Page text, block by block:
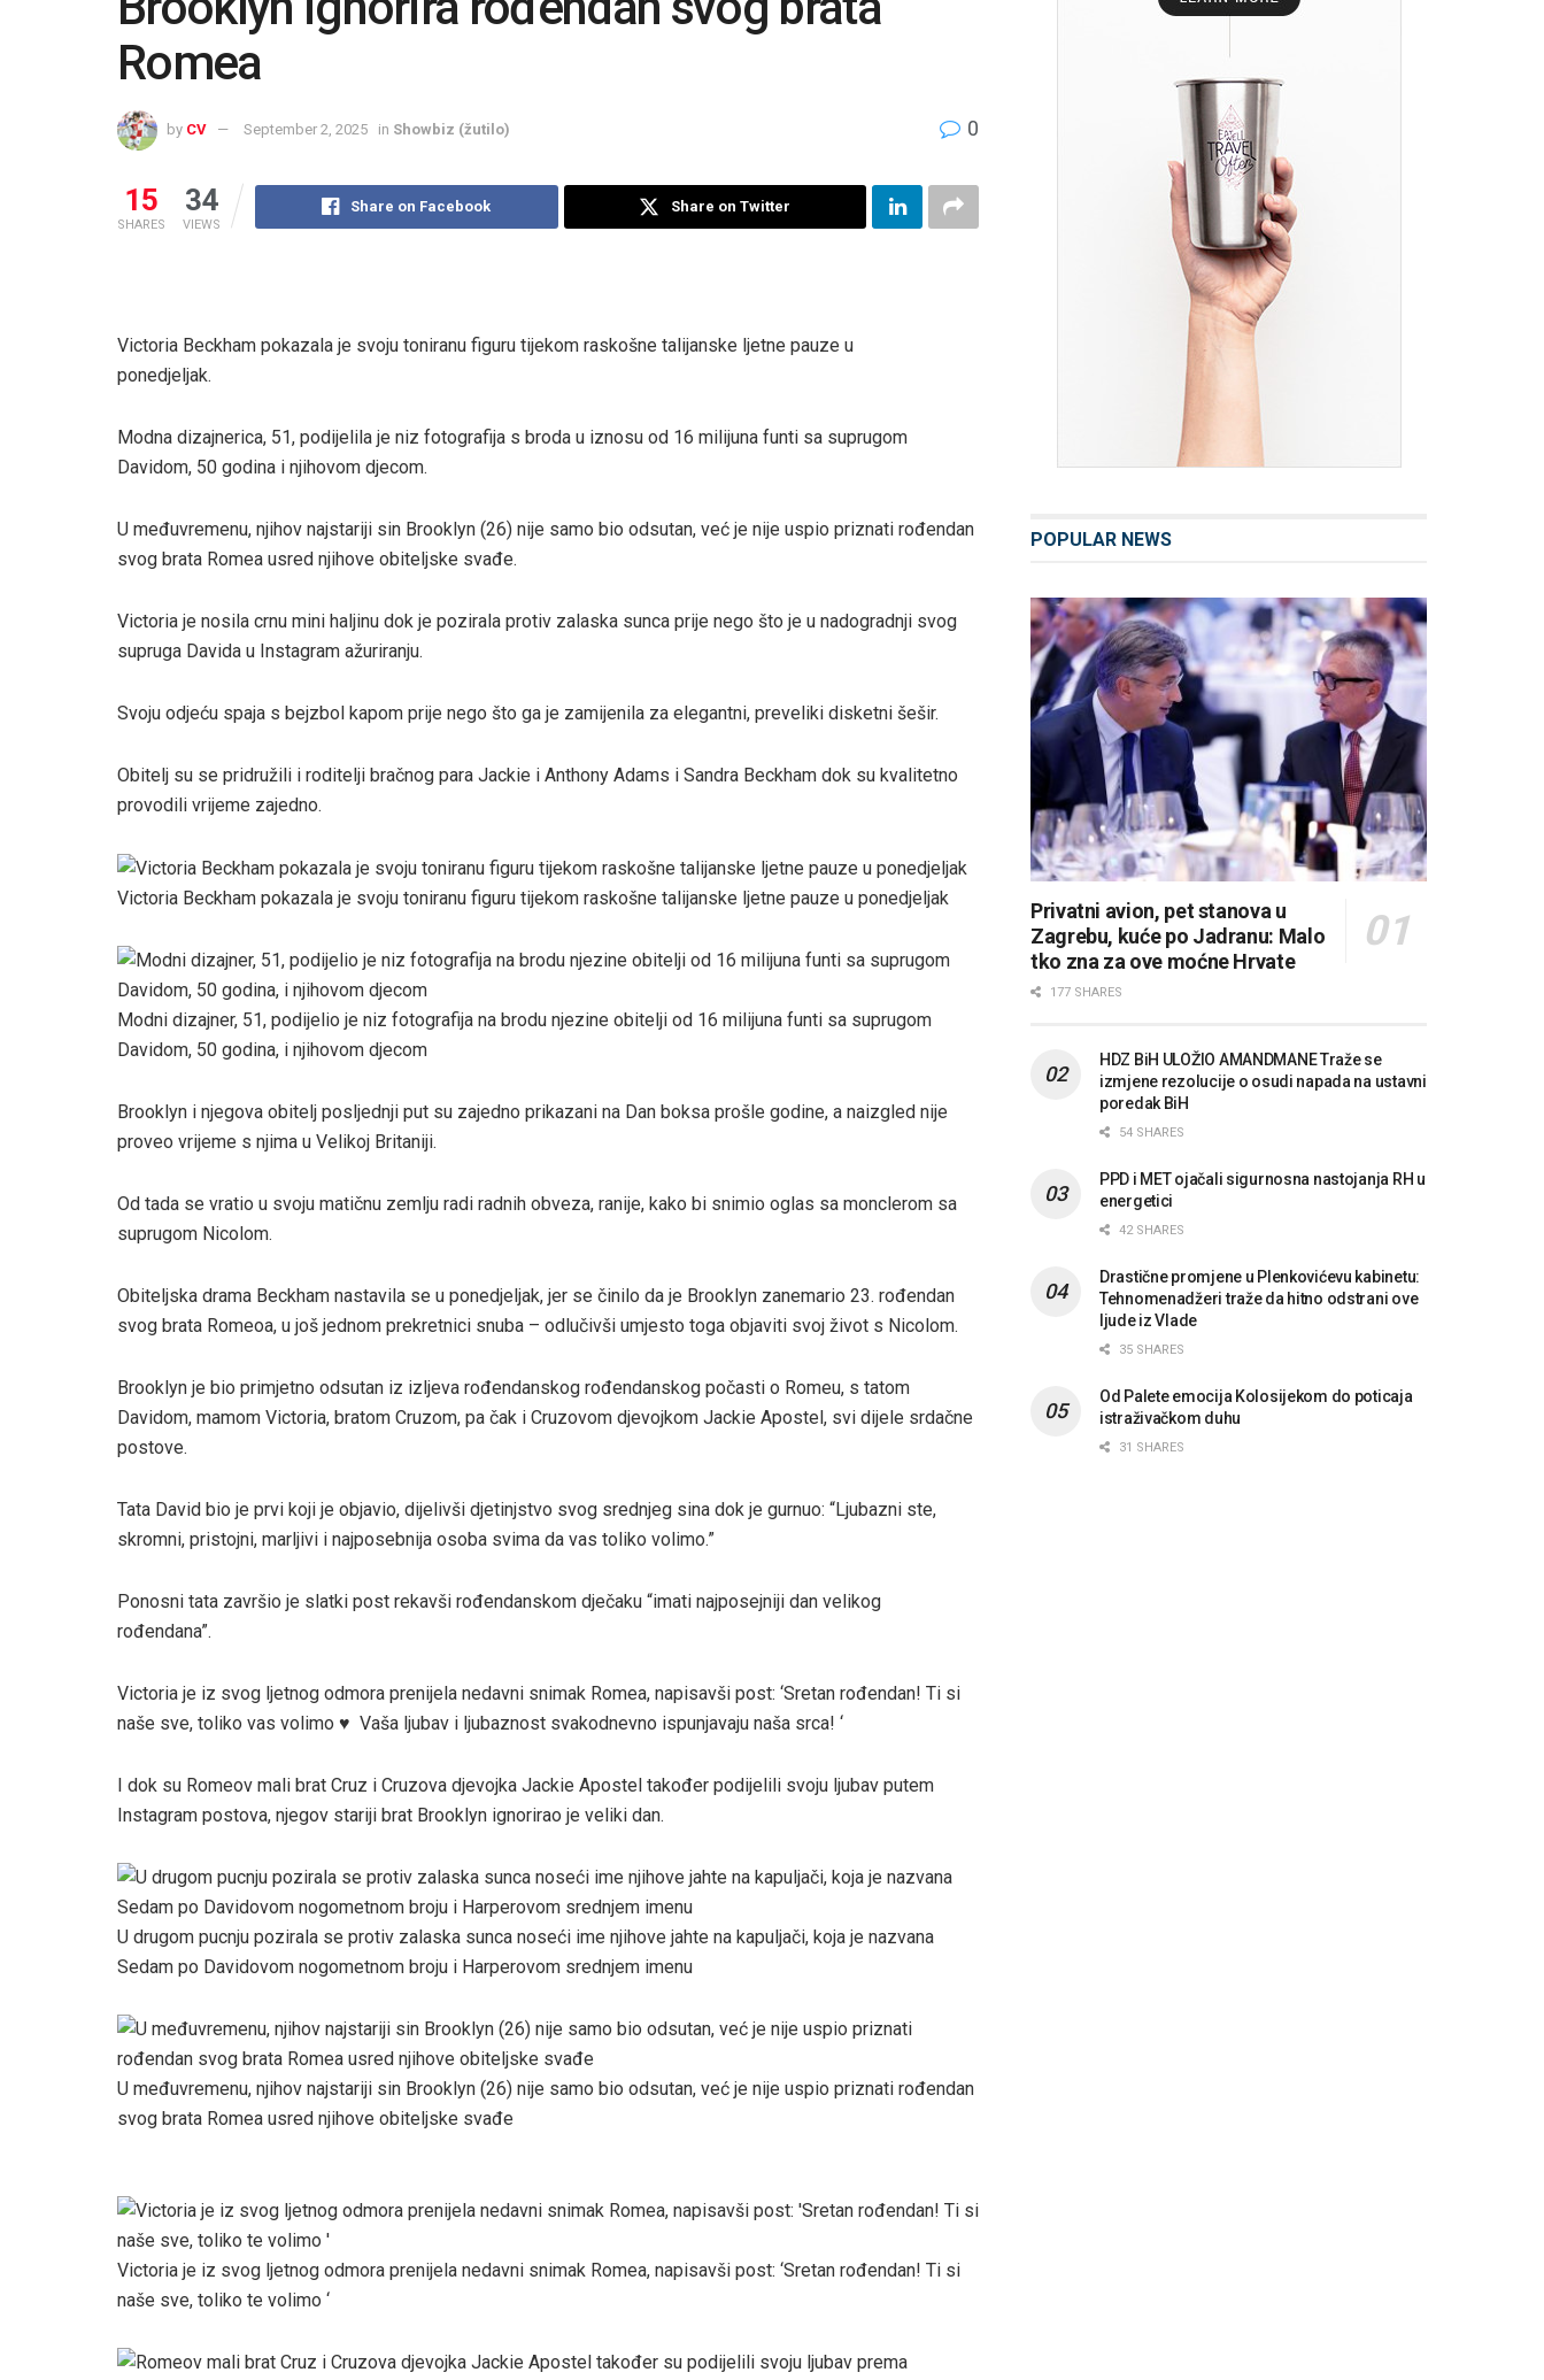
Romea
by CV September 2, 2025 in Showbiz (žutilo) 0
15
SHARES
34
VIEWS
Share on Facebook Share on Twitter
Victoria Beckham pokazala je svoju toniranu figuru tijekom raskošne talijanske ljetne pauze u
ponedjeljak.
Modna dizajnerica, 51, podijelila je niz fotografija s broda u iznosu od 16 milijuna funti sa suprugom
Davidom, 50 godina i njihovom djecom.
U međuvremenu, njihov najstariji sin Brooklyn (26) nije samo bio odsutan, već je nije uspio priznati rođendan
svog brata Romea usred njihove obiteljske svađe.
Victoria je nosila crnu mini haljinu dok je pozirala protiv zalaska sunca prije nego što je u nadogradnji svog
supruga Davida u Instagram ažuriranju.
Svoju odjeću spaja s bejzbol kapom prije nego što ga je zamijenila za elegantni, preveliki disketni šešir.
Obitelj su se pridružili i roditelji bračnog para Jackie i Anthony Adams i Sandra Beckham dok su kvalitetno
provodili vrijeme zajedno.
Victoria Beckham pokazala je svoju toniranu figuru tijekom raskošne talijanske ljetne pauze u ponedjeljak
Modni dizajner, 51, podijelio je niz fotografija na brodu njezine obitelji od 16 milijuna funti sa suprugom
Davidom, 50 godina, i njihovom djecom
Brooklyn i njegova obitelj posljednji put su zajedno prikazani na Dan boksa prošle godine, a naizgled nije
proveo vrijeme s njima u Velikoj Britaniji.
Od tada se vratio u svoju matičnu zemlju radi radnih obveza, ranije, kako bi snimio oglas sa monclerom sa
suprugom Nicolom.
Obiteljska drama Beckham nastavila se u ponedjeljak, jer se činilo da je Brooklyn zanemario 23. rođendan
svog brata Romeoa, u još jednom prekretnici snuba – odlučivši umjesto toga objaviti svoj život s Nicolom.
Brooklyn je bio primjetno odsutan iz izljeva rođendanskog rođendanskog počasti o Romeu, s tatom
Davidom, mamom Victoria, bratom Cruzom, pa čak i Cruzovom djevojkom Jackie Apostel, svi dijele srdačne
postove.
Tata David bio je prvi koji je objavio, dijelivši djetinjstvo svog srednjeg sina dok je gurnuo: “Ljubazni ste,
skromni, pristojni, marljivi i najposebnija osoba svima da vas toliko volimo.”
Ponosni tata završio je slatki post rekavši rođendanskom dječaku “imati najposejniji dan velikog
rođendana”.
Victoria je iz svog ljetnog odmora prenijela nedavni snimak Romea, napisavši post: ‘Sretan rođendan! Ti si
naše sve, toliko vas volimo ♥ ️ Vaša ljubav i ljubaznost svakodnevno ispunjavaju naša srca! ‘
I dok su Romeov mali brat Cruz i Cruzova djevojka Jackie Apostel također podijelili svoju ljubav putem
Instagram postova, njegov stariji brat Brooklyn ignorirao je veliki dan.
U drugom pucnju pozirala se protiv zalaska sunca noseći ime njihove jahte na kapuljači, koja je nazvana
Sedam po Davidovom nogometnom broju i Harperovom srednjem imenu
U međuvremenu, njihov najstariji sin Brooklyn (26) nije samo bio odsutan, već je nije uspio priznati rođendan
svog brata Romea usred njihove obiteljske svađe
Victoria je iz svog ljetnog odmora prenijela nedavni snimak Romea, napisavši post: ‘Sretan rođendan! Ti si
naše sve, toliko te volimo ‘
POPULAR NEWS
Privatni avion, pet stanova u
Zagrebu, kuće po Jadranu: Malo
tko zna za ove moćne Hrvate
177 SHARES
HDZ BiH ULOŽIO AMANDMANE Traže se
izmjene rezolucije o osudi napada na ustavni
poredak BiH
54 SHARES
PPD i MET ojačali sigurnosna nastojanja RH u
energetici
42 SHARES
Drastične promjene u Plenkovićevu kabinetu:
Tehnomenadžeri traže da hitno odstrani ove
ljude iz Vlade
35 SHARES
Od Palete emocija Kolosijekom do poticaja
istraživačkom duhu
31 SHARES